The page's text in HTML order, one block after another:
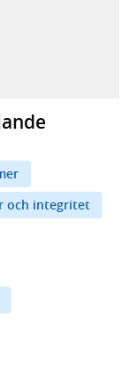
webbplats,
webbplats,
och integritet